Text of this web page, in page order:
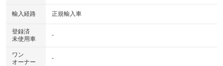
輸入経路 正規輸入車
登録済
未使用車
-
ワン
オーナー
-